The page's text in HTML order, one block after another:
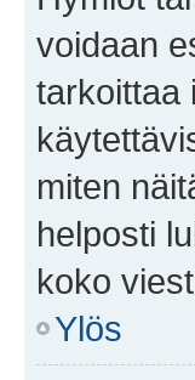
voidaan
tarkoittaa
miten
helposti
koko
Ylös